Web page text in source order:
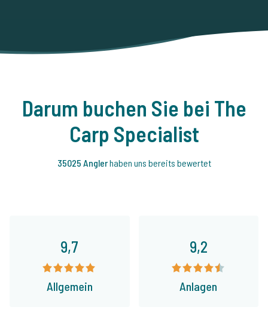
Darum buchen Sie bei The
Carp Specialist
35025 Anglerhaben uns bereits bewertet
9,7
Allgemein
9,2
Anlagen